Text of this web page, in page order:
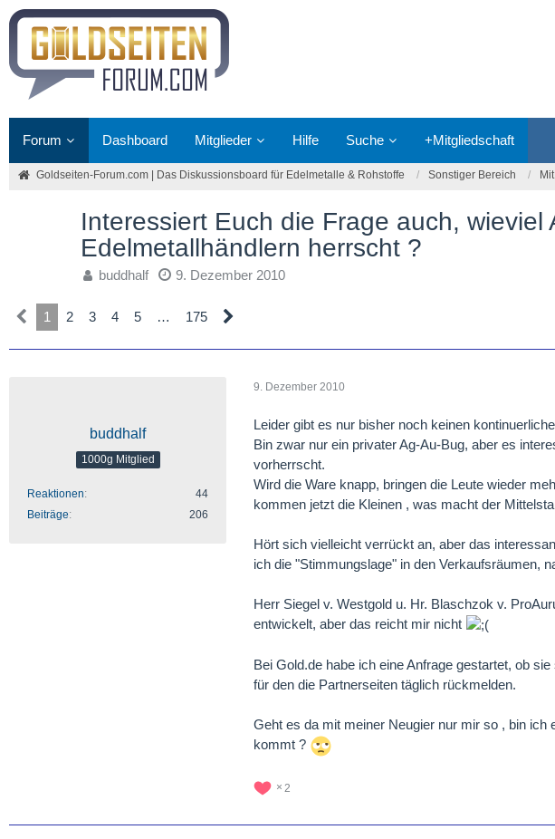
Forum Dashboard Mitglieder Hilfe Suche +Mitgliedschaft
Goldseiten-Forum.com | Das Diskussionsboard für Edelmetalle & Rohstoffe Sonstiger Bereich
Interessiert Euch die Frage auch, wieviel
Edelmetallhändlern herrscht ?
buddhalf 9. Dezember 2010
1 2 3 4 5 … 175
buddhalf
1000g Mitglied
Reaktionen
44
Beiträge
206
9. Dezember 2010
Leider gibt es nur bisher noch keinen
Bin zwar nur ein privater Ag-Au-Bug, aber es
vorherrscht.
Wird die Ware knapp, bringen die Leute wieder
kommen jetzt die Kleinen , was macht der
Hört sich vielleicht verrückt an, aber das
ich die "Stimmungslage" in den Verkaufsräumen,
Herr Siegel v. Westgold u. Hr. Blaschzok v.
entwickelt, aber das reicht mir nicht
Bei Gold.de habe ich eine Anfrage gestartet, ob
für den die Partnerseiten täglich rückmelden.
Geht es da mit meiner Neugier nur mir so , bin
kommt ?
2